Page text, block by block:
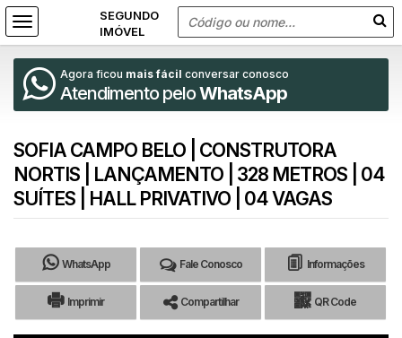
Agora ficou mais fácil conversar conosco
Atendimento peloWhatsApp
SOFIA CAMPO BELO | CONSTRUTORA
NORTIS | LANÇAMENTO | 328 METROS | 04
SUÍTES | HALL PRIVATIVO | 04 VAGAS
WhatsApp Fale Conosco Informações
Imprimir Compartilhar QR Code